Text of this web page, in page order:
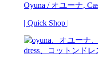
Oyuna / オユーナ,
| Quick Shop |